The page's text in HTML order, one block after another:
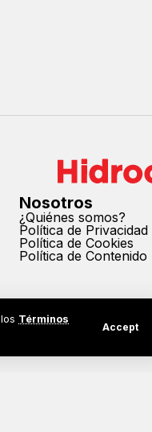
Términos
Accept
Nosotros
¿Quiénes somos?
Política de Privacidad
Política de Cookies
Política de Contenido